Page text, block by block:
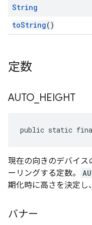
String
toString()
定数
AUTO HEIGHT
public static
現在の向きのデバイス
ーリングする定数。
期化時に高さを決定し
バナー